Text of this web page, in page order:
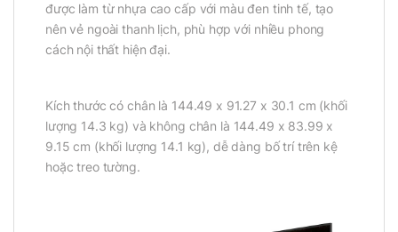
được làm từ nhựa cao cấp với màu đen tinh tế, tạo
nên vẻ ngoài thanh lịch, phù hợp với nhiều phong
cách nội thất hiện đại.
Kích thước có chân là 144.49 x 91.27 x 30.1 cm (khối
lượng 14.3 kg) và không chân là 144.49 x 83.99 x
9.15 cm (khối lượng 14.1 kg), dễ dàng bố trí trên kệ
hoặc treo tường.